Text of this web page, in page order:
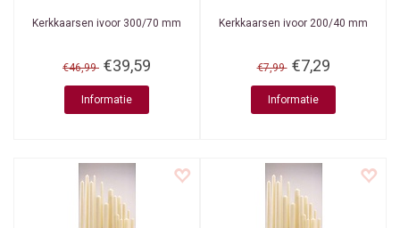
Kerkkaarsen ivoor 300/70 mm
€46,99 €39,59
Informatie
Kerkkaarsen ivoor 200/40 mm
€7,99 €7,29
Informatie